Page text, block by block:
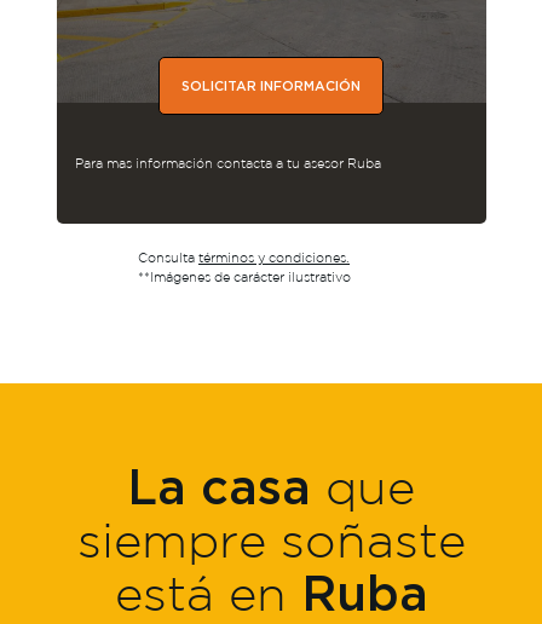
SOLICITAR INFORMACIÓN
Para mas información contacta a tu asesor Ruba
Consulta términos y condiciones.
**Imágenes de carácter ilustrativo
La casa que
siempre soñaste
está en Ruba